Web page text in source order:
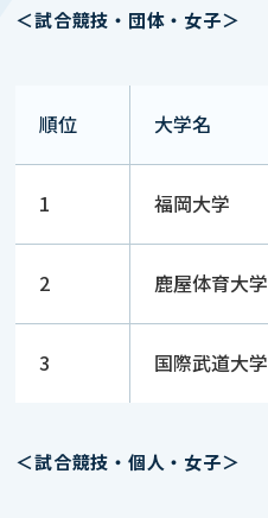
＜試合競技・団体・女子＞
順位 大学名
1 福岡大学
2 鹿屋体育大学
3 国際武道大学
＜試合競技・個人・女子＞